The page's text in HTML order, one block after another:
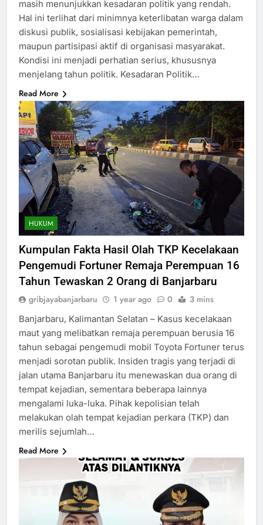
masih menunjukkan kesadaran politik yang rendah.
Hal ini terlihat dari minimnya keterlibatan warga dalam
diskusi publik, sosialisasi kebijakan pemerintah,
maupun partisipasi aktif di organisasi masyarakat.
Kondisi ini menjadi perhatian serius, khususnya
menjelang tahun politik. Kesadaran Politik…
Read More
HUKUM
Kumpulan Fakta Hasil Olah TKP Kecelakaan
Pengemudi Fortuner Remaja Perempuan 16
Tahun Tewaskan 2 Orang di Banjarbaru
gribjayabanjarbaru 1 year ago 0 3 mins
Banjarbaru, Kalimantan Selatan – Kasus kecelakaan
maut yang melibatkan remaja perempuan berusia 16
tahun sebagai pengemudi mobil Toyota Fortuner terus
menjadi sorotan publik. Insiden tragis yang terjadi di
jalan utama Banjarbaru itu menewaskan dua orang di
tempat kejadian, sementara beberapa lainnya
mengalami luka-luka. Pihak kepolisian telah
melakukan olah tempat kejadian perkara (TKP) dan
merilis sejumlah…
Read More